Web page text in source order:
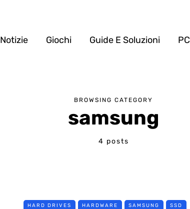
Notizie Giochi Guide E Soluzioni PC
BROWSING CATEGORY
samsung
4 posts
HARD DRIVES HARDWARE SAMSUNG SSD